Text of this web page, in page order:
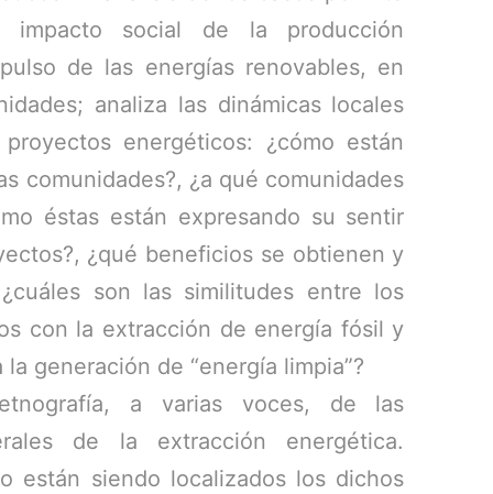
impacto social de la producción
de las energías renovables, en
analiza las dinámicas locales
energéticos: ¿cómo están
comunidades?, ¿a qué comunidades
éstas están expresando su sentir
¿qué beneficios se obtienen y
son las similitudes entre los
con la extracción de energía fósil y
generación de “energía limpia”?
a varias voces, de las
de la extracción energética.
están siendo localizados los dichos